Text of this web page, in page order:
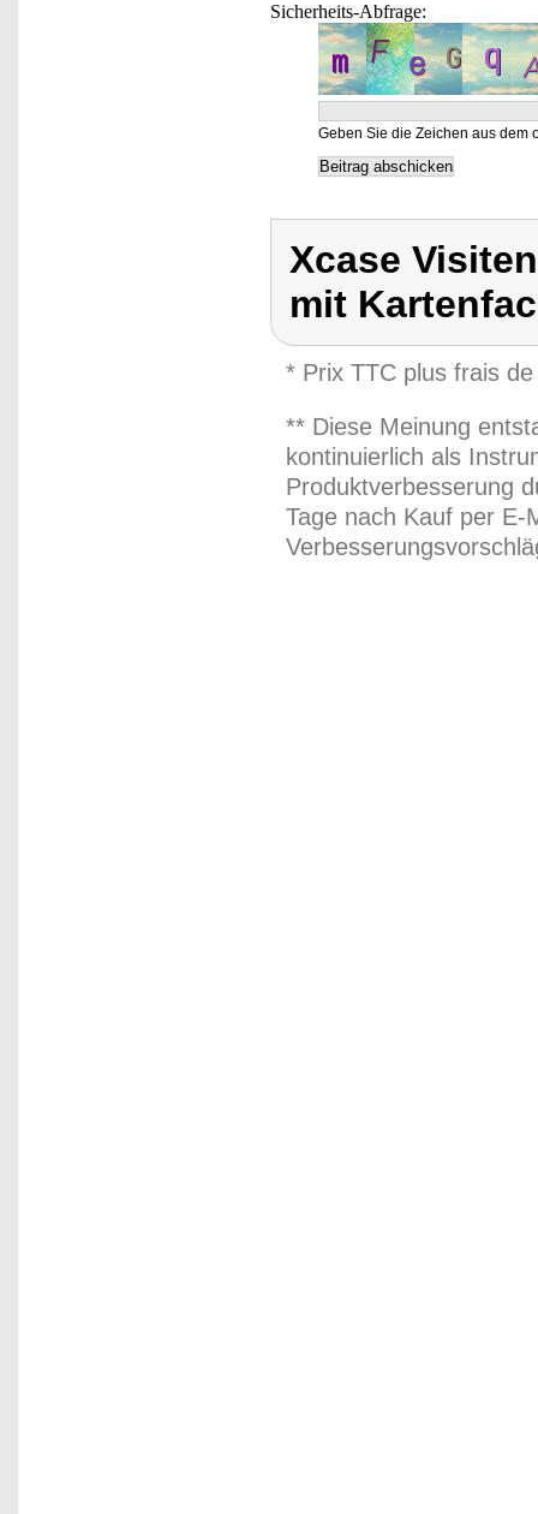
Sicherheits-Abfrage:
Geben Sie die Zeichen aus dem
Xcase
mit
* Prix TTC plus frais
** Diese Meinung
kontinuierlich als
Produktverbesserung
Tage nach Kauf per E-